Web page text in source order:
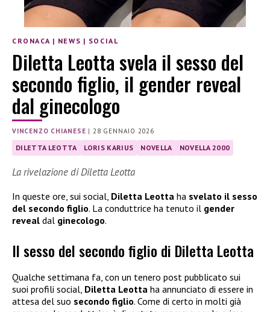
CRONACA | NEWS | SOCIAL
Diletta Leotta svela il sesso del
secondo figlio, il gender reveal
dal ginecologo
VINCENZO CHIANESE |28 GENNAIO 2026
DILETTA LEOTTA LORIS KARIUS NOVELLA NOVELLA 2000
La rivelazione di Diletta Leotta
In queste ore, sui social, Diletta Leotta ha svelato il sesso
del secondo figlio. La conduttrice ha tenuto il gender
reveal dal ginecologo.
Il sesso del secondo figlio di Diletta Leotta
Qualche settimana fa, con un tenero post pubblicato sui
suoi profili social, Diletta Leotta ha annunciato di essere in
attesa del suo secondo figlio. Come di certo in molti già